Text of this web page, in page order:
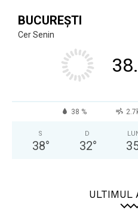
BUCUREȘTI
Cer Senin
38 %
S
38°
D
32°
ULTIMUL